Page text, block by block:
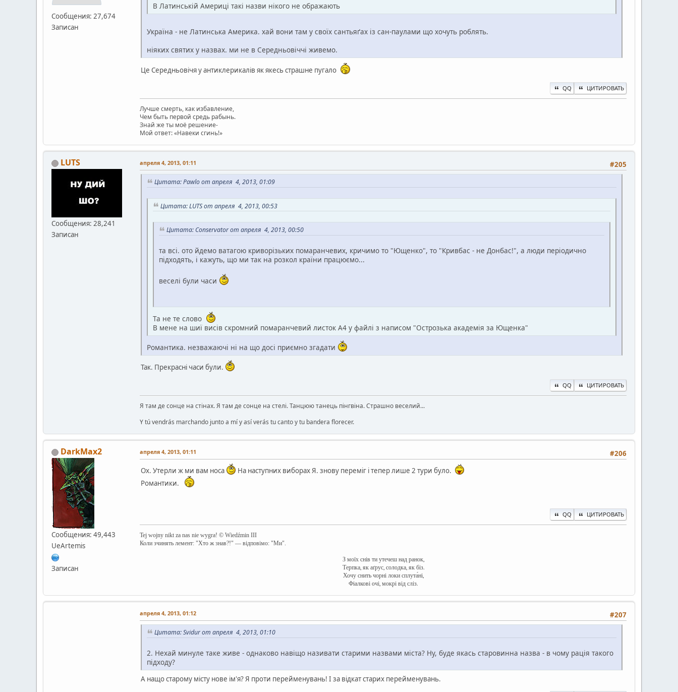
Сообщения: 27,674
Записан
В Латинській Америці такі назви нікого не ображають
Україна - не Латинська Америка. хай вони там у своїх сантьяґах із сан-паулами що хочуть роблять.
ніяких святих у назвах. ми не в Середньовіччі живемо.
Це Середньовічя у антиклерикалів як якесь страшне пугало
QQ ЦИТИРОВАТЬ
Лучше смерть, как избавление,
Чем быть первой средь рабынь.
Знай же ты моё решение-
Мой ответ: «Навеки сгинь!»
LUTS
Сообщения: 28,241
Записан
#205
апреля 4, 2013, 01:11
Цитата: Pawlo от апреля 4, 2013, 01:09
Цитата: LUTS от апреля 4, 2013, 00:53
Цитата: Conservator от апреля 4, 2013, 00:50
та всі. ото йдемо ватагою криворізьких помаранчевих, кричимо то "Ющенко", то "Кривбас - не Донбас!", а люди періодично
підходять, і кажуть, що ми так на розкол країни працюємо...
веселі були часи
Та не те слово
В мене на шиї висів скромний помаранчевий листок А4 у файлі з написом "Острозька академія за Ющенка"
Романтика. незважаючі ні на що досі приємно згадати
Так. Прекрасні часи були.
QQ ЦИТИРОВАТЬ
Я там де сонце на стінах. Я там де сонце на стелі. Танцюю танець пінгвіна. Страшно веселий...
Y tú vendrás marchando junto a mí y así verás tu canto y tu bandera florecer.
DarkMax2
Сообщения: 49,443
UeArtemis
Записан
#206
апреля 4, 2013, 01:11
Ох. Утерли ж ми вам носа
На наступних виборах Я. знову переміг і тепер лише 2 тури було.
Романтики.
QQ ЦИТИРОВАТЬ
Tej wojny nikt za nas nie wygra! © Wiedźmin III
Коли зчинять лемент: "Хто ж знав?!" — відповімо: "Ми".
З моїх снів ти утечеш над ранок,
Терпка, як аґрус, солодка, як біз.
Хочу снить чорні локи сплута́ні,
Фіалкові очі, мокрі від сліз.
#207
апреля 4, 2013, 01:12
Цитата: Svidur от апреля 4, 2013, 01:10
2. Нехай минуле таке живе - однаково навіщо називати старими назвами міста? Ну, буде якась старовинна назва - в чому рація такого
підходу?
А нащо старому місту нове ім'я? Я проти перейменувань! І за відкат старих перейменувань.